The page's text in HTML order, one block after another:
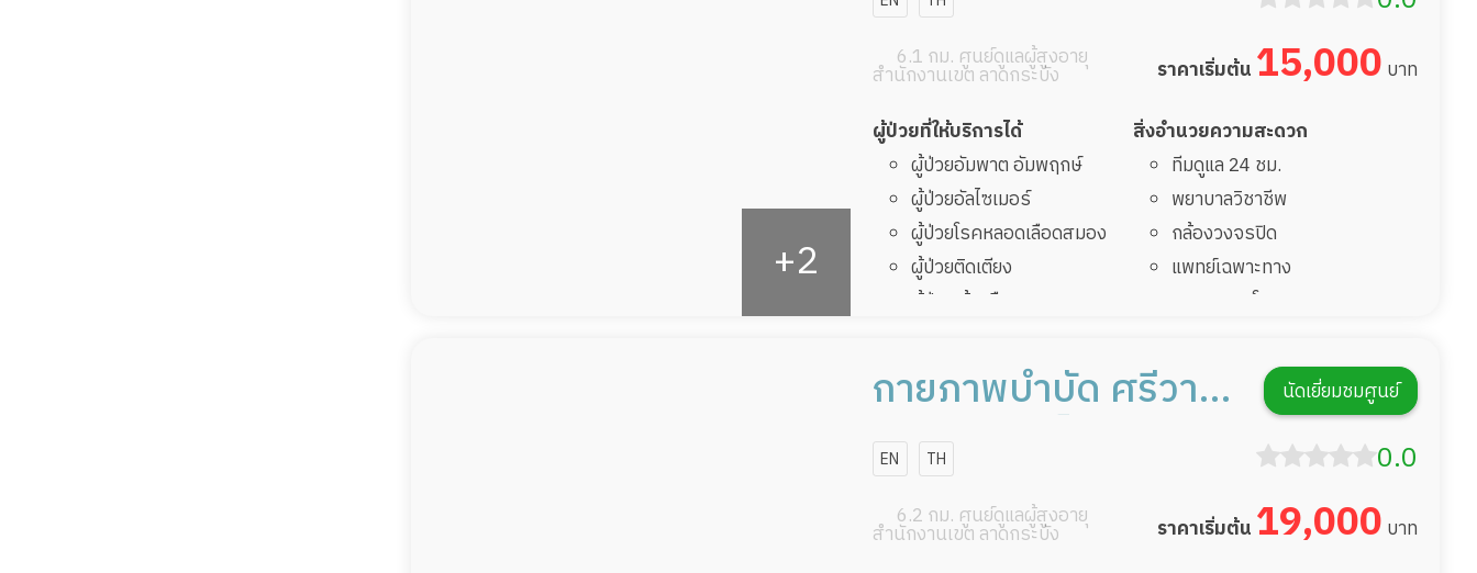
6.1 กม. ศูนย์ดูแลผู้สูงอายุ
สำนักงานเขต ลาดกระบัง ราคาเริ่มต้น 15,000 บาท
ผู้ป่วยที่ให้บริการได้
ผู้ป่วยอัมพาต อัมพฤกษ์
ผู้ป่วยอัลไซเมอร์
ผู้ป่วยโรคหลอดเลือดสมอง
ผู้ป่วยติดเตียง
ผู้ป่วยเส้นเลือดสมองแตก
ผู้ป่วยพักฟื้นหลังผ่าตัด
สิ่งอำนวยความสะดวก
ทีมดูแล 24 ชม.
พยาบาลวิชาชีพ
กล้องวงจรปิด
แพทย์เฉพาะทาง
อาหารตามโภชนาการ
กายภาพบำบัด
กิจกรรมนันทนาการ
รายงานข้อมูลสุขภาพ
นัดเยี่ยมชมศูนย์
กายภาพบำบัด ศรีวารี
เฮลท์แคร์ เซ็นเตอร์
EN TH 0.0
6.2 กม. ศูนย์ดูแลผู้สูงอายุ
สำนักงานเขต ลาดกระบัง ราคาเริ่มต้น 19,000 บาท